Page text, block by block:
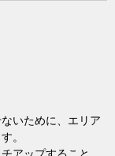
いために、エリア
。